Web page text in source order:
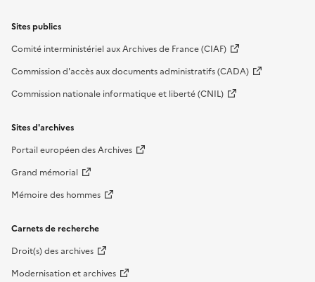
Sites publics
Comité interministériel aux Archives de France (CIAF)
Commission d'accès aux documents administratifs (CADA)
Commission nationale informatique et liberté (CNIL)
Sites d'archives
Portail européen des Archives
Grand mémorial
Mémoire des hommes
Carnets de recherche
Droit(s) des archives
Modernisation et archives